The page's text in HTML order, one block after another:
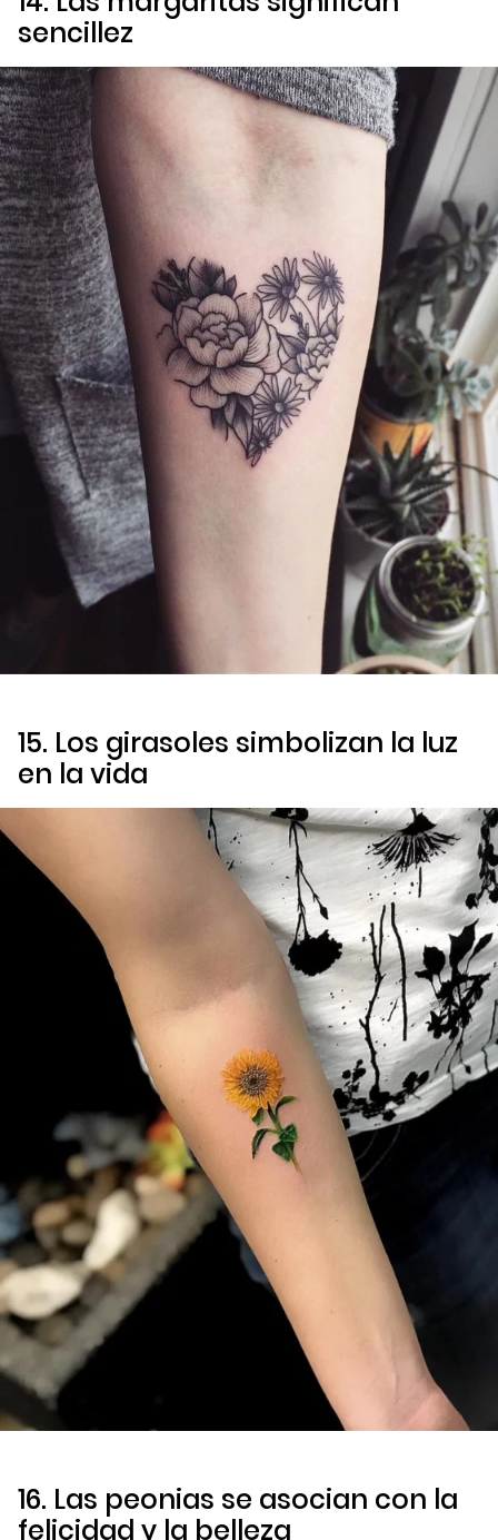
sencillez
15. Los girasoles simbolizan la luz
en la vida
16. Las peonias se asocian con la
felicidad y la belleza